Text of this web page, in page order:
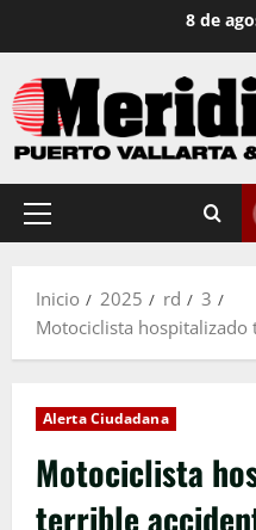
contenido
8 de
Menú
Inicio 2025 rd
3
Motociclista hospitalizado
Alerta Ciudadana
Motociclista
terrible